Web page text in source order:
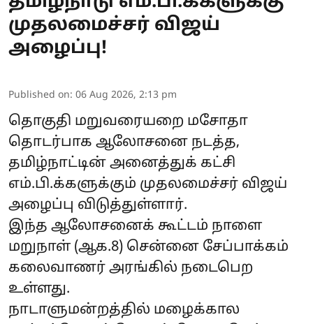
முதலமைச்சர் விஜய்
அழைப்பு!
Published on: 06 Aug 2026, 2:13 pm
தொகுதி மறுவரையறை மசோதா
தொடர்பாக ஆலோசனை நடத்த,
தமிழ்நாட்டின் அனைத்துக் கட்சி
எம்.பி.க்களுக்கும் முதலமைச்சர் விஜய்
அழைப்பு விடுத்துள்ளார்.
இந்த ஆலோசனைக் கூட்டம் நாளை
மறுநாள் (ஆக.8) சென்னை சேப்பாக்கம்
கலைவாணர் அரங்கில் நடைபெற
உள்ளது.
நாடாளுமன்றத்தில் மழைக்கால